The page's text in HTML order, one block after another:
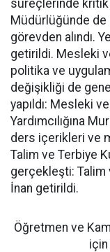
süreçlerinde kritik
Müdürlüğünde de
görevden alındı.
getirildi. Mesleki
politika ve
değişikliği de
yapıldı: Mesleki
Yardımcılığına
ders içerikleri ve
Talim ve Terbiye
gerçekleşti: Talim
İnan getirildi.
Öğretmen ve
için